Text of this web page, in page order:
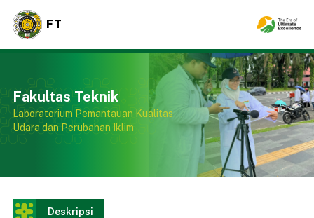
FT
Fakultas Teknik
Laboratorium Pemantauan Kualitas
Udara dan Perubahan Iklim
Deskripsi